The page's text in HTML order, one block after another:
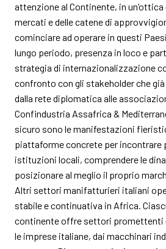
attenzione al Continente, in
mercati e delle catene di
cominciare ad operare in questi
lungo periodo, presenza in loco e
strategia di internazionalizzazione
confronto con gli stakeholder che
dalla rete diplomatica alle
Confindustria Assafrica &
sicuro sono le manifestazioni
piattaforme concrete per incontrare
istituzioni locali, comprendere le
posizionare al meglio il proprio
Altri settori manifatturieri italiani
stabile e continuativa in Africa.
continente offre settori
le imprese italiane, dai macchinari